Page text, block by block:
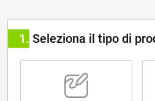
1 Seleziona il tipo di